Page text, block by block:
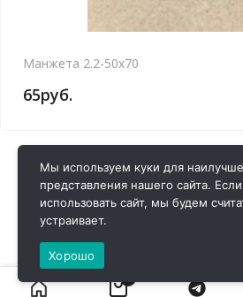
Манжета 2.2-50х70
65руб.
Мы используем куки для
представления нашего сайта.
использовать сайт, мы будем
устраивает.
Хорошо